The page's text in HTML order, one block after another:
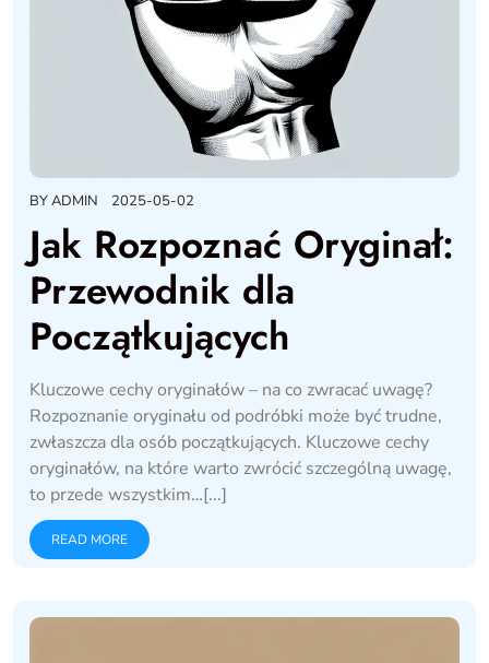
BYADMIN 2025-05-02
Jak Rozpoznać Oryginał:
Przewodnik dla
Początkujących
Kluczowe cechy oryginałów – na co zwracać uwagę?
Rozpoznanie oryginału od podróbki może być trudne,
zwłaszcza dla osób początkujących. Kluczowe cechy
oryginałów, na które warto zwrócić szczególną uwagę,
to przede wszystkim…[...]
READ MORE